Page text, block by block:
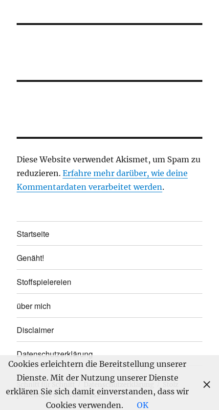
Diese Website verwendet Akismet, um Spam zu
reduzieren.Erfahre mehr darüber, wie deine
Kommentardaten verarbeitet werden.
Startseite
Genäht!
Stoffspielereien
über mich
Disclaimer
Datenschutzerklärung
Datenschutzerklärung
präsentiert von WordPress
Cookies erleichtern die Bereitstellung unserer
Dienste. Mit der Nutzung unserer Dienste
erklären Sie sich damit einverstanden, dass wir
Cookies verwenden.
OK